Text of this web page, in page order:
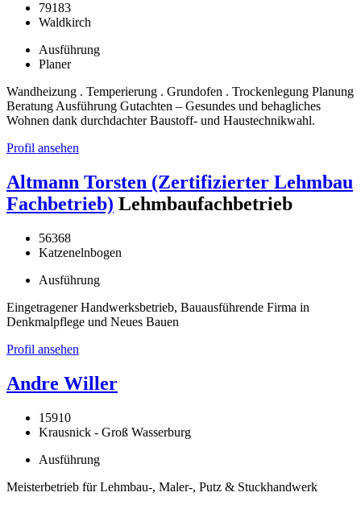
79183
Waldkirch
Ausführung
Planer
Wandheizung . Temperierung . Grundofen . Trockenlegung Planung
Beratung Ausführung Gutachten – Gesundes und behagliches
Wohnen dank durchdachter Baustoff- und Haustechnikwahl.
Profil ansehen
Altmann Torsten (Zertifizierter Lehmbau
Fachbetrieb) Lehmbaufachbetrieb
56368
Katzenelnbogen
Ausführung
Eingetragener Handwerksbetrieb, Bauausführende Firma in
Denkmalpflege und Neues Bauen
Profil ansehen
Andre Willer
15910
Krausnick - Groß Wasserburg
Ausführung
Meisterbetrieb für Lehmbau-, Maler-, Putz & Stuckhandwerk